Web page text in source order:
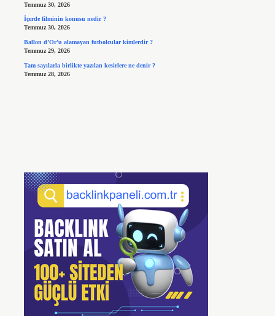
Temmuz 30, 2026
İçerde filminin konusu nedir ?
Temmuz 30, 2026
Ballon d’Or’u alamayan futbolcular kimlerdir ?
Temmuz 29, 2026
Tam sayılarla birlikte yazılan kesirlere ne denir ?
Temmuz 28, 2026